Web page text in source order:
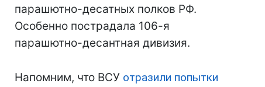
парашютно-десатных полков РФ.
Особенно пострадала 106-я
парашютно-десантная дивизия.
Напомним, что ВСУ отразили попытки